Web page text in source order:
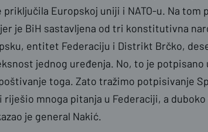
priključila Europskoj uniji i NATO-u. Na tom
je BiH sastavljena od tri konstitutivna
entitet Federaciju i Distrikt Brčko,
jednog uređenja. No, to je potpisano
toga. Zato tražimo potpisivanje
riješio mnoga pitanja u Federaciji, a
je general Nakić.